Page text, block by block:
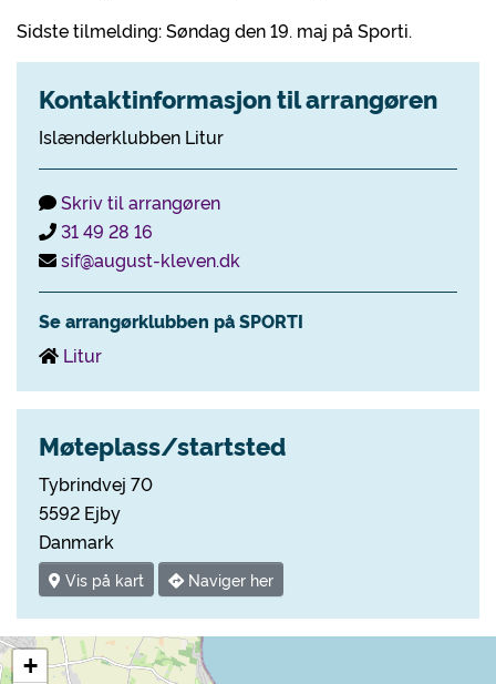
Sidste tilmelding: Søndag den 19. maj på Sporti.
Kontaktinformasjon til arrangøren
Islænderklubben Litur
Skriv til arrangøren
31 49 28 16
sif@august-kleven.dk
Se arrangørklubben på SPORTI
Litur
Møteplass/startsted
Tybrindvej 70
5592 Ejby
Danmark
Vis på kart Naviger her
+